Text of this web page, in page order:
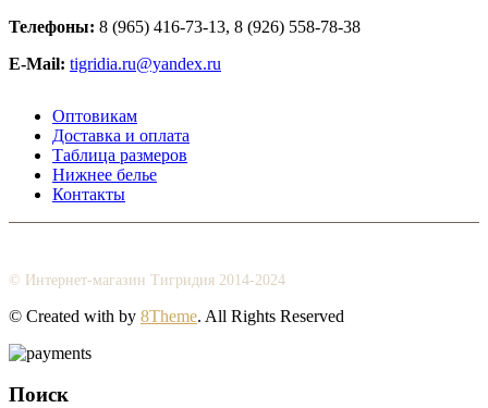
Телефоны: 8 (965) 416-73-13, 8 (926) 558-78-38
E-Mail: tigridia.ru@yandex.ru
Оптовикам
Доставка и оплата
Таблица размеров
Нижнее белье
Контакты
© Интернет-магазин Тигридия 2014-2024
© Created with by 8Theme. All Rights Reserved
Поиск